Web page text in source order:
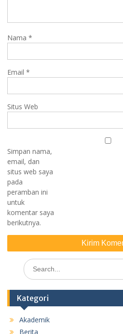
Nama *
Email *
Situs Web
Simpan nama,
email, dan
situs web saya
pada
peramban ini
untuk
komentar saya
berikutnya.
Search
for:
Kategori
Akademik
Berita